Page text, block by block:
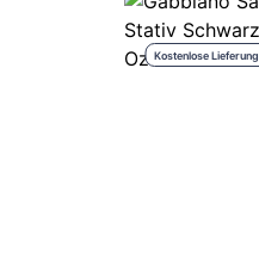
Kostenlose